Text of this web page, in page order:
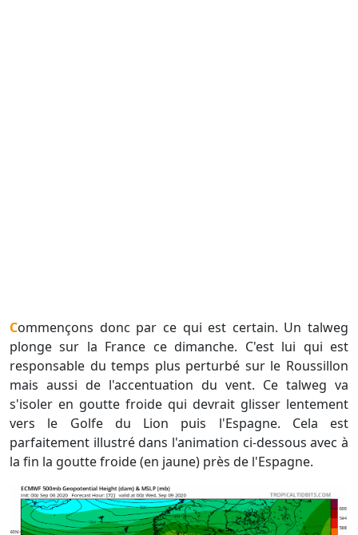
Commençons donc par ce qui est certain. Un talweg
plonge sur la France ce dimanche. C'est lui qui est
responsable du temps plus perturbé sur le Roussillon
mais aussi de l'accentuation du vent. Ce talweg va
s'isoler en goutte froide qui devrait glisser lentement
vers le Golfe du Lion puis l'Espagne. Cela est
parfaitement illustré dans l'animation ci-dessous avec à
la fin la goutte froide (en jaune) près de l'Espagne.